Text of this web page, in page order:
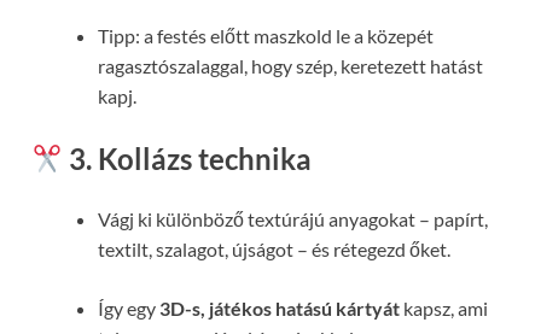
Tipp: a festés előtt maszkold le a közepét
ragasztószalaggal, hogy szép, keretezett hatást
kapj.
3. Kollázs technika
Vágj ki különböző textúrájú anyagokat – papírt,
textilt, szalagot, újságot – és rétegezd őket.
Így egy 3D-s, játékos hatású kártyát kapsz, ami